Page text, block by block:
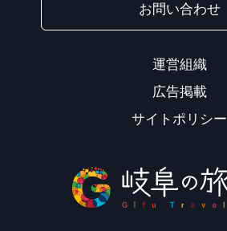
お問い合わせ
運営組織
広告掲載
サイトポリシー